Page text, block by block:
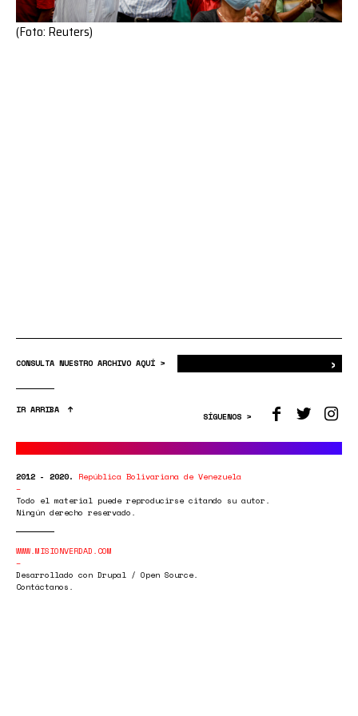
(Foto: Reuters)
CONSULTA NUESTRO ARCHIVO AQUÍ > ›
IR ARRIBA
SÍGUENOS >
2012 - 2020. República Bolivariana de Venezuela
Todo el material puede reproducirse citando su autor.
Ningún derecho reservado.
WWW.MISIONVERDAD.COM
Desarrollado con Drupal / Open Source.
Contáctanos.